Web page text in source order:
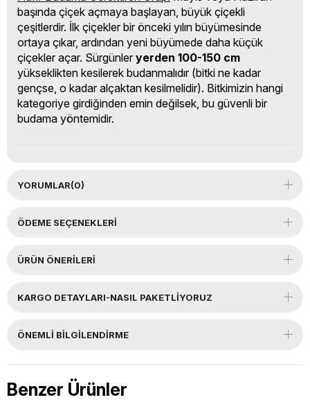
başında çiçek açmaya başlayan, büyük çiçekli
çeşitlerdir. İlk çiçekler bir önceki yılın büyümesinde
ortaya çıkar, ardından yeni büyümede daha küçük
çiçekler açar. Sürgünler yerden 100-150 cm
yükseklikten kesilerek budanmalıdır (bitki ne kadar
gençse, o kadar alçaktan kesilmelidir). Bitkimizin hangi
kategoriye girdiğinden emin değilsek, bu güvenli bir
budama yöntemidir.
YORUMLAR(0)
ÖDEME SEÇENEKLERI
ÜRÜN ÖNERILERI
KARGO DETAYLARI-NASIL PAKETLİYORUZ
ÖNEMLI BILGILENDIRME
Benzer Ürünler